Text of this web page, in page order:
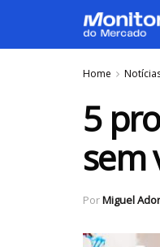
Home
5
sem
PorMiguel